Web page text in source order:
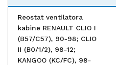
Reostat ventilatora
kabine RENAULT CLIO I
(B57/C57), 90-98; CLIO
II (B0/1/2), 98-12;
KANGOO (KC/FC), 98-